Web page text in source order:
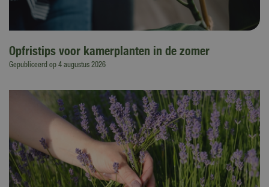
Opfristips voor kamerplanten in de zomer
Gepubliceerd op 4 augustus 2026